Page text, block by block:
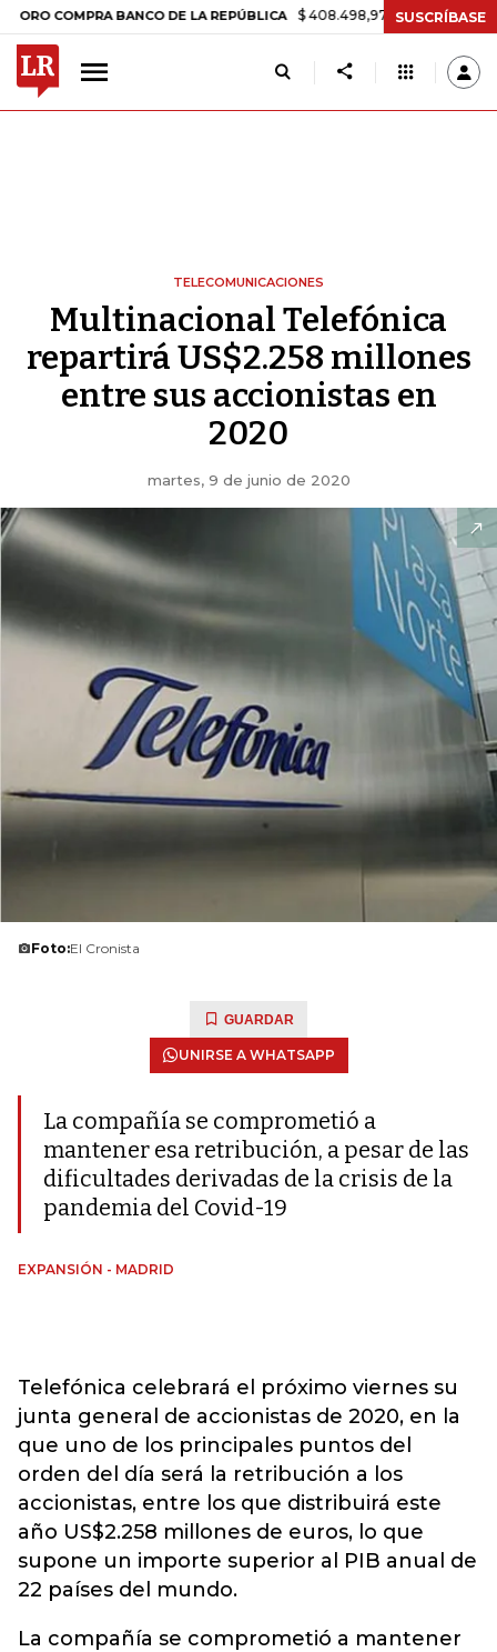
BANCO DE LA REPÚBLICA $ 408.498,97 +$ 8.753,81 +2,19%
SUSCRÍBASE
TELECOMUNICACIONES
Multinacional Telefónica
repartirá US$2.258 millones
entre sus accionistas en
2020
martes, 9 de junio de 2020
Foto:El Cronista
GUARDAR
UNIRSE A WHATSAPP
La compañía se comprometió a
mantener esa retribución, a pesar de las
dificultades derivadas de la crisis de la
pandemia del Covid-19
EXPANSIÓN - MADRID
Telefónica celebrará el próximo viernes su
junta general de accionistas de 2020, en la
que uno de los principales puntos del
orden del día será la retribución a los
accionistas, entre los que distribuirá este
año US$2.258 millones de euros, lo que
supone un importe superior al PIB anual de
22 países del mundo.
La compañía se comprometió a mantener